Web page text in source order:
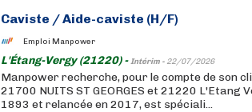
Caviste / Aide-caviste (H/F)
Emploi Manpower
L'Étang-Vergy (21220) -Intérim - 22/07/2026
Manpower recherche, pour le compte de son
21700 NUITS ST GEORGES et 21220 L'Etang
1893 et relancée en 2017, est spéciali...